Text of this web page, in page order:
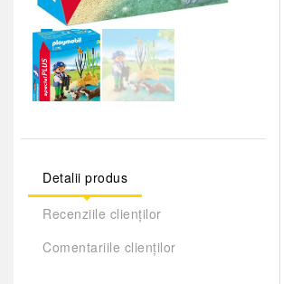
Detalii produs
Recenziile clienților
Comentariile clienților